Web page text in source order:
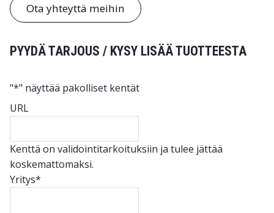
Ota yhteyttä meihin
PYYDÄ TARJOUS / KYSY LISÄÄ TUOTTEESTA
"*" näyttää pakolliset kentät
URL
Kenttä on validointitarkoituksiin ja tulee jättää
koskemattomaksi.
Yritys*